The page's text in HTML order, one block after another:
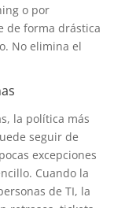
o por
de forma drástica
No elimina el
la política más
seguir de
excepciones
Cuando la
de TI, la